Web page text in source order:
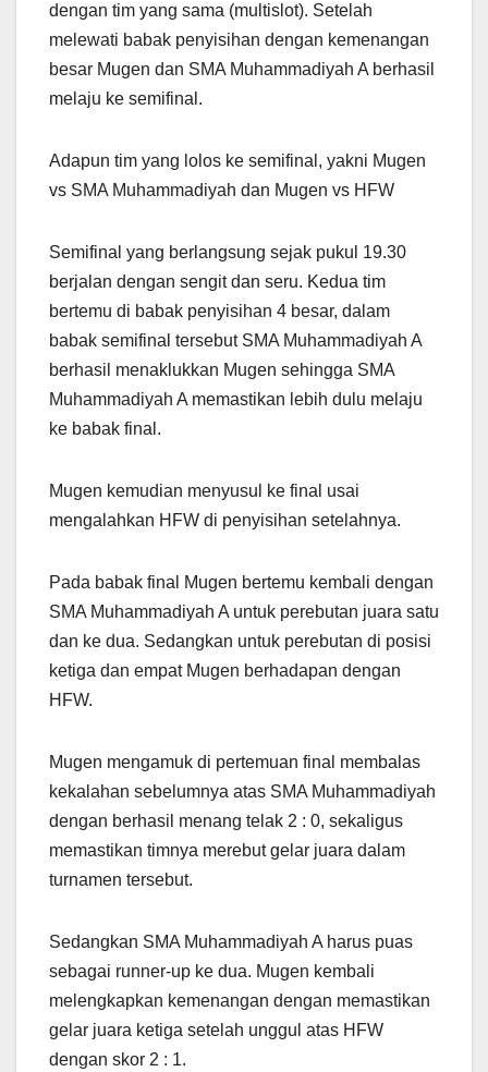
dengan tim yang sama (multislot). Setelah
melewati babak penyisihan dengan kemenangan
besar Mugen dan SMA Muhammadiyah A berhasil
melaju ke semifinal.
Adapun tim yang lolos ke semifinal, yakni Mugen
vs SMA Muhammadiyah dan Mugen vs HFW
Semifinal yang berlangsung sejak pukul 19.30
berjalan dengan sengit dan seru. Kedua tim
bertemu di babak penyisihan 4 besar, dalam
babak semifinal tersebut SMA Muhammadiyah A
berhasil menaklukkan Mugen sehingga SMA
Muhammadiyah A memastikan lebih dulu melaju
ke babak final.
Mugen kemudian menyusul ke final usai
mengalahkan HFW di penyisihan setelahnya.
Pada babak final Mugen bertemu kembali dengan
SMA Muhammadiyah A untuk perebutan juara satu
dan ke dua. Sedangkan untuk perebutan di posisi
ketiga dan empat Mugen berhadapan dengan
HFW.
Mugen mengamuk di pertemuan final membalas
kekalahan sebelumnya atas SMA Muhammadiyah
dengan berhasil menang telak 2 : 0, sekaligus
memastikan timnya merebut gelar juara dalam
turnamen tersebut.
Sedangkan SMA Muhammadiyah A harus puas
sebagai runner-up ke dua. Mugen kembali
melengkapkan kemenangan dengan memastikan
gelar juara ketiga setelah unggul atas HFW
dengan skor 2 : 1.